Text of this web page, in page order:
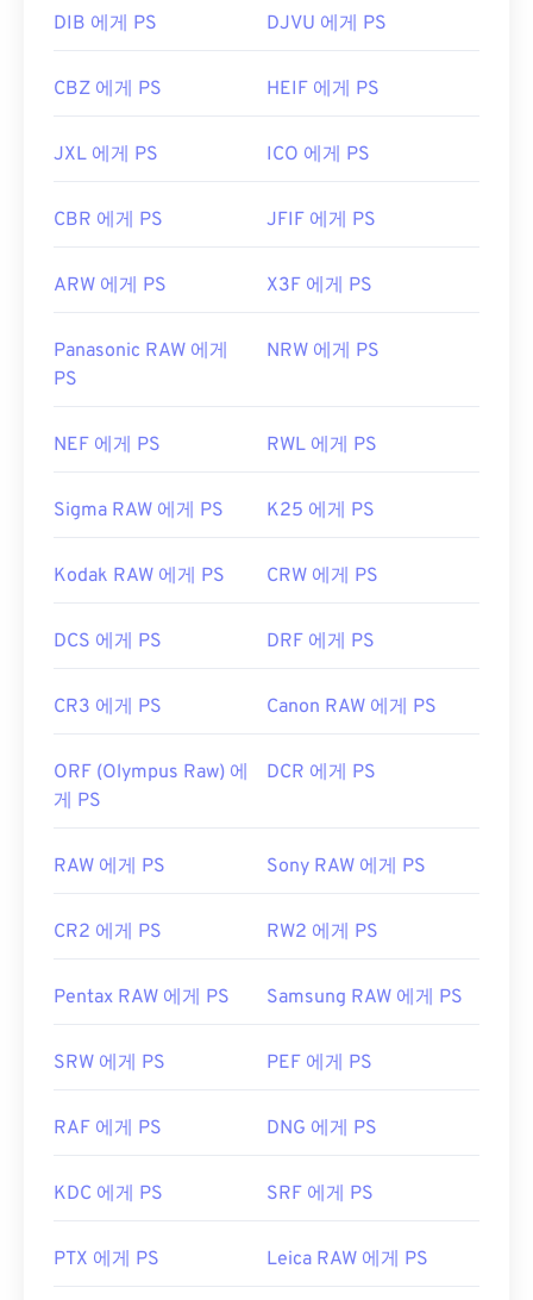
DIB 에게 PS DJVU 에게 PS
CBZ 에게 PS HEIF 에게 PS
JXL 에게 PS ICO 에게 PS
CBR 에게 PS JFIF 에게 PS
ARW 에게 PS X3F 에게 PS
Panasonic RAW 에게
PS
NRW 에게 PS
NEF 에게 PS RWL 에게 PS
Sigma RAW 에게 PS K25 에게 PS
Kodak RAW 에게 PS CRW 에게 PS
DCS 에게 PS DRF 에게 PS
CR3 에게 PS Canon RAW 에게 PS
ORF (Olympus Raw) 에
게 PS
DCR 에게 PS
RAW 에게 PS Sony RAW 에게 PS
CR2 에게 PS RW2 에게 PS
Pentax RAW 에게 PS Samsung RAW 에게 PS
SRW 에게 PS PEF 에게 PS
RAF 에게 PS DNG 에게 PS
KDC 에게 PS SRF 에게 PS
PTX 에게 PS Leica RAW 에게 PS